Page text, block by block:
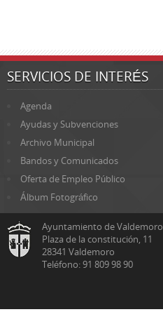
SERVICIOS DE INTERÉS
Agenda
Ayudas y Subvenciones
Archivo Municipal
Bandos y Comunicados
Oferta de Empleo Público
Álbum Fotográfico
Ayuntamiento de Valdemoro
Plaza de la constitución, 11
28341 Valdemoro
Teléfono: 91 809 98 90